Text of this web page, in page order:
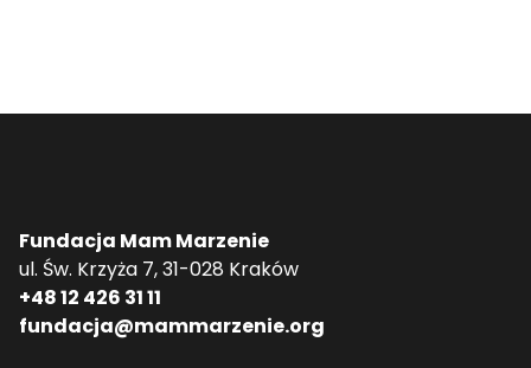
Fundacja Mam Marzenie
ul. Św. Krzyża 7, 31-028 Kraków
+48 12 426 31 11
fundacja@mammarzenie.org